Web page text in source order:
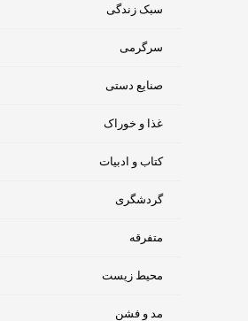
سبک زندگی
سرگرمی
صنایع دستی
غذا و خوراک
کتاب و ادبیات
گردشگری
متفرقه
محیط زیست
مد و فشن